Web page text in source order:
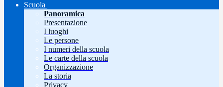
Scuola
Panoramica
Presentazione
I luoghi
Le persone
I numeri della scuola
Le carte della scuola
Organizzazione
La storia
Privacy